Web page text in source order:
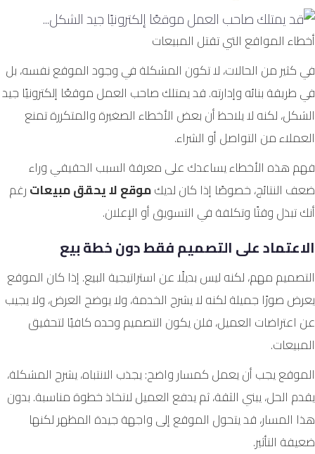
أخطاء المواقع التي تقتل المبيعات
في كثير من الحالات، لا تكون المشكلة في وجود الموقع نفسه، بل
في طريقة بنائه وإدارته. قد يمتلك صاحب العمل موقعًا إلكترونيًا جيد
الشكل، لكنه لا يلاحظ أن بعض الأخطاء الصغيرة والمتكررة تمنع
العملاء من التواصل أو الشراء.
فهم هذه الأخطاء يساعدك على معرفة السبب الحقيقي وراء
ضعف النتائج، خصوصًا إذا كان لديكموقع لا يحقق مبيعاترغم
أنك تبذل وقتًا وتكلفة في التسويق أو الإعلان.
الاعتماد على التصميم فقط دون خطة بيع
التصميم مهم، لكنه ليس بديلًا عن استراتيجية البيع. إذا كان الموقع
يعرض صورًا جميلة لكنه لا يشرح الخدمة، ولا يوضح العرض، ولا يجيب
عن اعتراضات العميل، فلن يكون التصميم وحده كافيًا لتحقيق
المبيعات.
الموقع يجب أن يعمل كمسار واضح: يجذب الانتباه، يشرح المشكلة،
يقدم الحل، يبني الثقة، ثم يدفع العميل لاتخاذ خطوة مناسبة. بدون
هذا المسار، قد يتحول الموقع إلى واجهة جيدة المظهر لكنها
ضعيفة التأثير.